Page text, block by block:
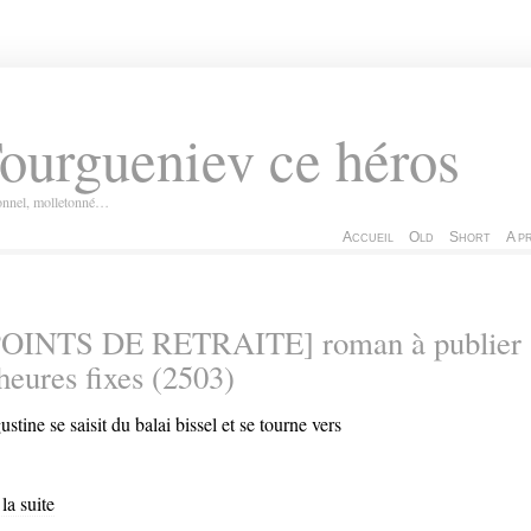
ce héros
molletonné…
Accueil Old Short A
DE RETRAITE] roman à publier
fixes (2503)
se saisit du balai bissel et se tourne vers
suite